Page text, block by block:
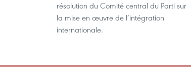
résolution du Comité central du Parti sur
la mise en œuvre de l’intégration
internationale.